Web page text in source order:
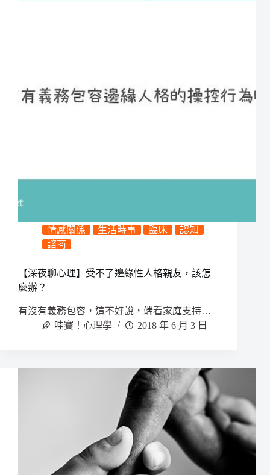
情感關係 生活時事 臨床
認知
諮商
【深夜聊心理】受不了邊緣性人格親友，該怎
麼辦？
有沒有義務包容，這不好說，端看家庭支持…
哇賽！心理學
2018 年 6 月 3 日